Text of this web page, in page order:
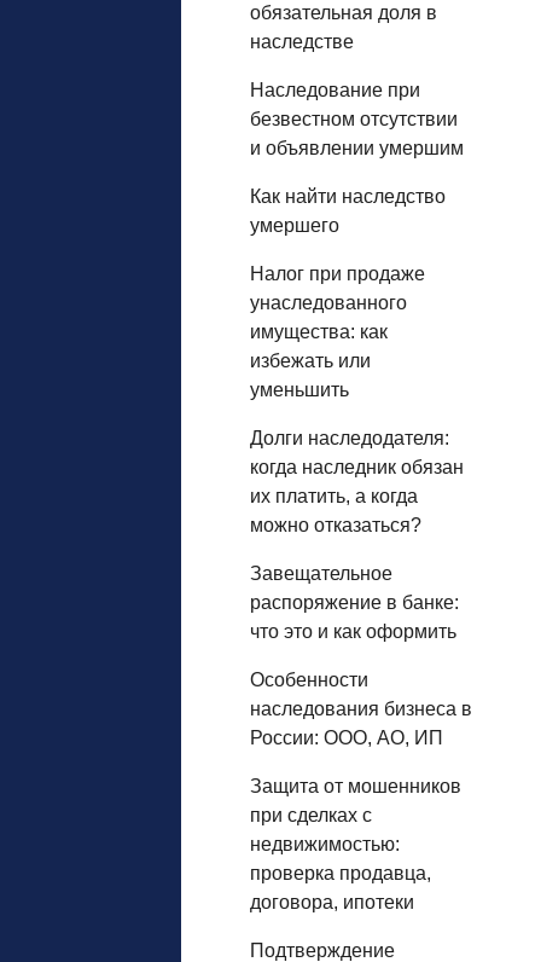
обязательная доля в
наследстве
Наследование при
безвестном отсутствии
и объявлении умершим
Как найти наследство
умершего
Налог при продаже
унаследованного
имущества: как
избежать или
уменьшить
Долги наследодателя:
когда наследник обязан
их платить, а когда
можно отказаться?
Завещательное
распоряжение в банке:
что это и как оформить
Особенности
наследования бизнеса в
России: ООО, АО, ИП
Защита от мошенников
при сделках с
недвижимостью:
проверка продавца,
договора, ипотеки
Подтверждение